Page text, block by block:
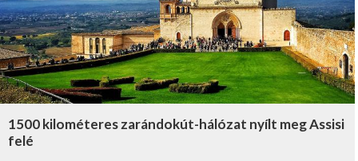
1500 kilométeres zarándokút-hálózat nyílt meg Assisi
felé